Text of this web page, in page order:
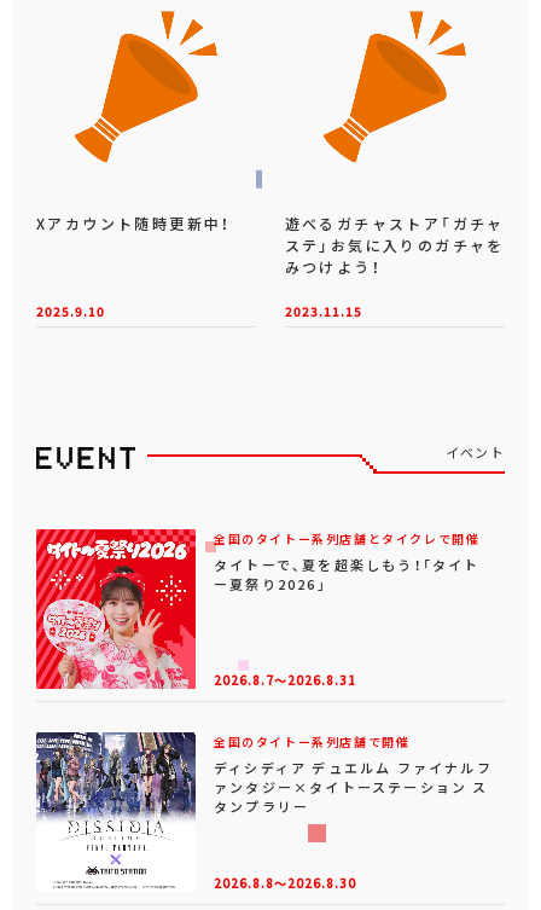
Xアカウント随時更新中！
2025.9.10
遊べるガチャストア「ガチャ
ステ」お気に入りのガチャを
みつけよう！
2023.11.15
イベント
全国のタイトー系列店舗とタイクレで開催
タイトーで、夏を超楽しもう！「タイト
ー夏祭り2026」
2026.8.7～2026.8.31
全国のタイトー系列店舗で開催
ディシディア デュエルム ファイナルフ
ァンタジー×タイトーステーション ス
タンプラリー
2026.8.8～2026.8.30